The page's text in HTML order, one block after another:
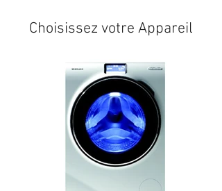
Choisissez votre Appareil